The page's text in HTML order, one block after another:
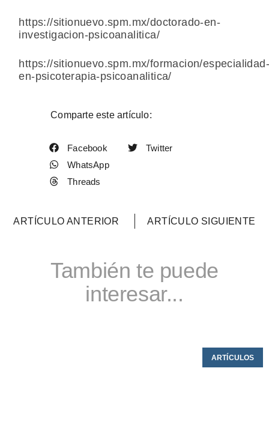
https://sitionuevo.spm.mx/doctorado-en-
investigacion-psicoanalitica/
https://sitionuevo.spm.mx/formacion/especialidad-
en-psicoterapia-psicoanalitica/
Comparte este artículo:
Facebook
Twitter
WhatsApp
Threads
ARTÍCULO ANTERIOR ARTÍCULO SIGUIENTE
También te puede
interesar...
ARTÍCULOS